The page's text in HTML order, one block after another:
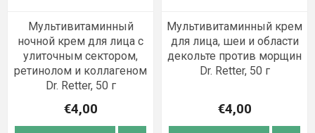
Мультивитаминный крем
для лица, шеи и области
декольте против морщин
Dr. Retter, 50 г
€4,00
Отбеливающий крем Dr.
Retter для
гиперпигментации и
пятен, 50 g
€4,00